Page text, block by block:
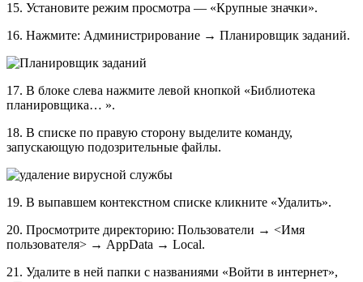
15. Установите режим просмотра — «Крупные значки».
16. Нажмите: Администрирование → Планировщик заданий.
17. В блоке слева нажмите левой кнопкой «Библиотека
планировщика… ».
18. В списке по правую сторону выделите команду,
запускающую подозрительные файлы.
19. В выпавшем контекстном списке кликните «Удалить».
20. Просмотрите директорию: Пользователи → <Имя
пользователя> → AppData → Local.
21. Удалите в ней папки с названиями «Войти в интернет»,